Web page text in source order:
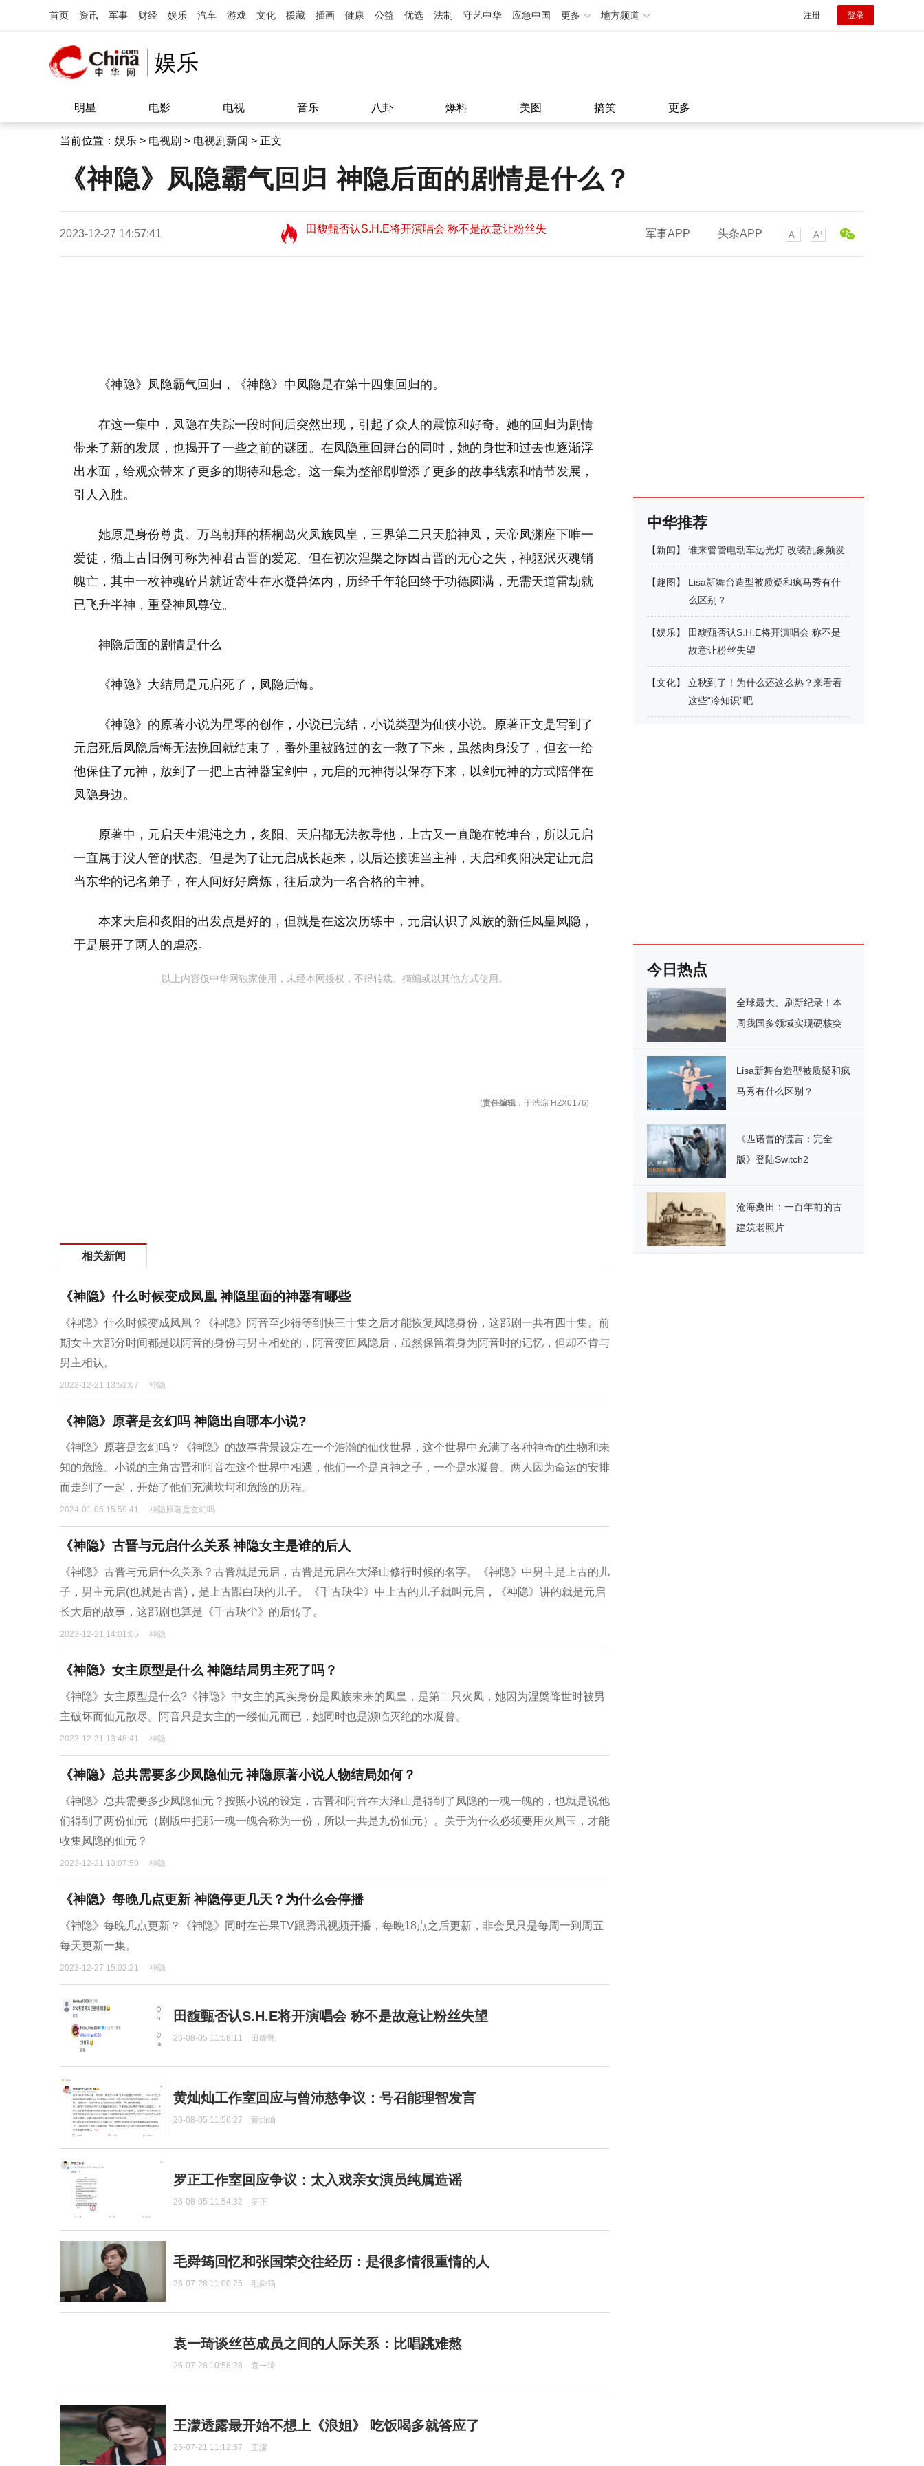
首页 资讯 军事 财经 娱乐 汽车 游戏 文化 援藏 插画 健康 公益 优选 法制 守艺中华 应急中国 更多 地方频道 注册 登录
娱乐
明星 电影 电视 音乐 八卦 爆料 美图 搞笑 更多
当前位置： 娱乐 > 电视剧 > 电视剧新闻 > 正文
《神隐》凤隐霸气回归 神隐后面的剧情是什么？
2023-12-27 14:57:41
田馥甄否认S.H.E将开演唱会 称不是故意让粉丝失
望11:08
田馥甄否认S.H.E将开演唱会 称不是故意让粉丝失
军事APP 头条APP
《神隐》凤隐霸气回归，《神隐》中凤隐是在第十四集回归的。
在这一集中，凤隐在失踪一段时间后突然出现，引起了众人的震惊和好奇。她的回归为剧情
带来了新的发展，也揭开了一些之前的谜团。在凤隐重回舞台的同时，她的身世和过去也逐渐浮
出水面，给观众带来了更多的期待和悬念。这一集为整部剧增添了更多的故事线索和情节发展，
引人入胜。
她原是身份尊贵、万鸟朝拜的梧桐岛火凤族凤皇，三界第二只天胎神凤，天帝凤渊座下唯一
爱徒，循上古旧例可称为神君古晋的爱宠。但在初次涅槃之际因古晋的无心之失，神躯泯灭魂销
魄亡，其中一枚神魂碎片就近寄生在水凝兽体内，历经千年轮回终于功德圆满，无需天道雷劫就
已飞升半神，重登神凤尊位。
神隐后面的剧情是什么
《神隐》大结局是元启死了，凤隐后悔。
《神隐》的原著小说为星零的创作，小说已完结，小说类型为仙侠小说。原著正文是写到了
元启死后凤隐后悔无法挽回就结束了，番外里被路过的玄一救了下来，虽然肉身没了，但玄一给
他保住了元神，放到了一把上古神器宝剑中，元启的元神得以保存下来，以剑元神的方式陪伴在
凤隐身边。
原著中，元启天生混沌之力，炙阳、天启都无法教导他，上古又一直跪在乾坤台，所以元启
一直属于没人管的状态。但是为了让元启成长起来，以后还接班当主神，天启和炙阳决定让元启
当东华的记名弟子，在人间好好磨炼，往后成为一名合格的主神。
本来天启和炙阳的出发点是好的，但就是在这次历练中，元启认识了凤族的新任凤皇凤隐，
于是展开了两人的虐恋。
以上内容仅中华网独家使用，未经本网授权，不得转载、摘编或以其他方式使用。
(责任编辑 ：于浩淙 HZX0176)
相关新闻
《神隐》什么时候变成凤凰 神隐里面的神器有哪些
《神隐》什么时候变成凤凰？《神隐》阿音至少得等到快三十集之后才能恢复凤隐身份，这部剧一共有四十集。前
期女主大部分时间都是以阿音的身份与男主相处的，阿音变回凤隐后，虽然保留着身为阿音时的记忆，但却不肯与
男主相认。
2023-12-21 13:52:07 神隐
《神隐》原著是玄幻吗 神隐出自哪本小说?
《神隐》原著是玄幻吗？《神隐》的故事背景设定在一个浩瀚的仙侠世界，这个世界中充满了各种神奇的生物和未
知的危险。小说的主角古晋和阿音在这个世界中相遇，他们一个是真神之子，一个是水凝兽。两人因为命运的安排
而走到了一起，开始了他们充满坎坷和危险的历程。
2024-01-05 15:59:41 神隐原著是玄幻吗
《神隐》古晋与元启什么关系 神隐女主是谁的后人
《神隐》古晋与元启什么关系？古晋就是元启，古晋是元启在大泽山修行时候的名字。《神隐》中男主是上古的儿
子，男主元启(也就是古晋)，是上古跟白玦的儿子。《千古玦尘》中上古的儿子就叫元启，《神隐》讲的就是元启
长大后的故事，这部剧也算是《千古玦尘》的后传了。
2023-12-21 14:01:05 神隐
《神隐》女主原型是什么 神隐结局男主死了吗？
《神隐》女主原型是什么?《神隐》中女主的真实身份是凤族未来的凤皇，是第二只火凤，她因为涅槃降世时被男
主破坏而仙元散尽。阿音只是女主的一缕仙元而已，她同时也是濒临灭绝的水凝兽。
2023-12-21 13:48:41 神隐
《神隐》总共需要多少凤隐仙元 神隐原著小说人物结局如何？
《神隐》总共需要多少凤隐仙元？按照小说的设定，古晋和阿音在大泽山是得到了凤隐的一魂一魄的，也就是说他
们得到了两份仙元（剧版中把那一魂一魄合称为一份，所以一共是九份仙元）。关于为什么必须要用火凰玉，才能
收集凤隐的仙元？
2023-12-21 13:07:50 神隐
《神隐》每晚几点更新 神隐停更几天？为什么会停播
《神隐》每晚几点更新？《神隐》同时在芒果TV跟腾讯视频开播，每晚18点之后更新，非会员只是每周一到周五
每天更新一集。
2023-12-27 15:02:21 神隐
田馥甄否认S.H.E将开演唱会 称不是故意让粉丝失望
26-08-05 11:58:11 田馥甄
黄灿灿工作室回应与曾沛慈争议：号召能理智发言
26-08-05 11:56:27 黄灿灿
罗正工作室回应争议：太入戏亲女演员纯属造谣
26-08-05 11:54:32 罗正
毛舜筠回忆和张国荣交往经历：是很多情很重情的人
26-07-28 11:00:25 毛舜筠
袁一琦谈丝芭成员之间的人际关系：比唱跳难熬
26-07-28 10:58:28 袁一琦
王濛透露最开始不想上《浪姐》 吃饭喝多就答应了
26-07-21 11:12:57 王濛
中华推荐
【新闻】 谁来管管电动车远光灯 改装乱象频发
【趣图 】
Lisa新舞台造型被质疑和疯马秀有什
么区别？
【娱乐】
田馥甄否认S.H.E将开演唱会 称不是
故意让粉丝失望
【文化】
立秋到了！为什么还这么热？来看看
这些“冷知识”吧
今日热点
全球最大、刷新纪录！本
周我国多领域实现硬核突
Lisa新舞台造型被质疑和疯
马秀有什么区别？
《匹诺曹的谎言：完全
版》登陆Switch2
沧海桑田：一百年前的古
建筑老照片